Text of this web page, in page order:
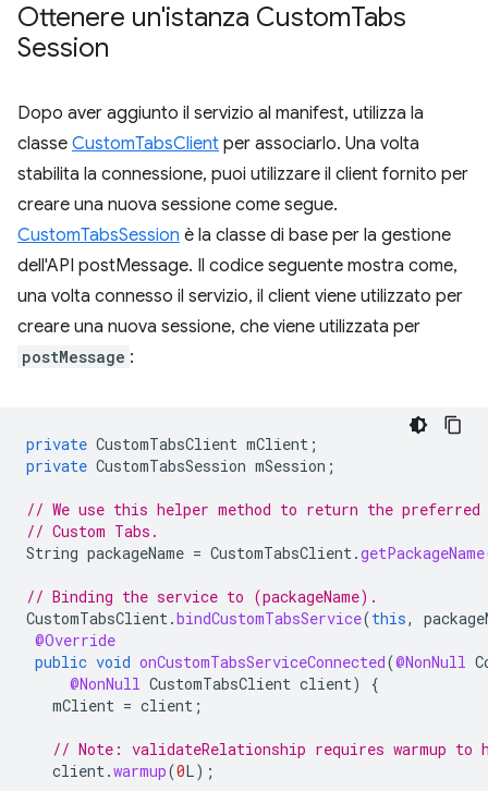
Ottenere un'istanza CustomTabs
Session
Dopo aver aggiunto il servizio al manifest, utilizza la
classe CustomTabsClient per associarlo. Una volta
stabilita la connessione, puoi utilizzare il client fornito per
creare una nuova sessione come segue.
CustomTabsSession è la classe di base per la gestione
dell'API postMessage. Il codice seguente mostra come,
una volta connesso il servizio, il client viene utilizzato per
creare una nuova sessione, che viene utilizzata per
postMessage :
private CustomTabsClient mClient ;
private CustomTabsSession mSession ;
// We use this helper method to return the preferred
// Custom Tabs.
String packageName = CustomTabsClient.getPackageName
// Binding the service to (packageName).
CustomTabsClient.bindCustomTabsService(this,
@Override
public void onCustomTabsServiceConnected(@NonNull
@NonNull CustomTabsClient client)
{
mClient = client ;
// Note: validateRelationship requires warmup to
client.warmup(0L);